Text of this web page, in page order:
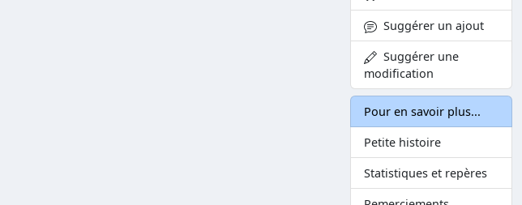
Suggérer un ajout
Suggérer une
modification
Pour en savoir plus...
Petite histoire
Statistiques et repères